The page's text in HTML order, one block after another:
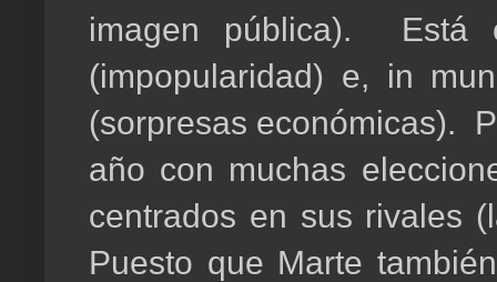
imagen pública).
(impopularidad) e, in
(sorpresas económicas).
año con muchas
centrados en sus rivales
Puesto que Marte